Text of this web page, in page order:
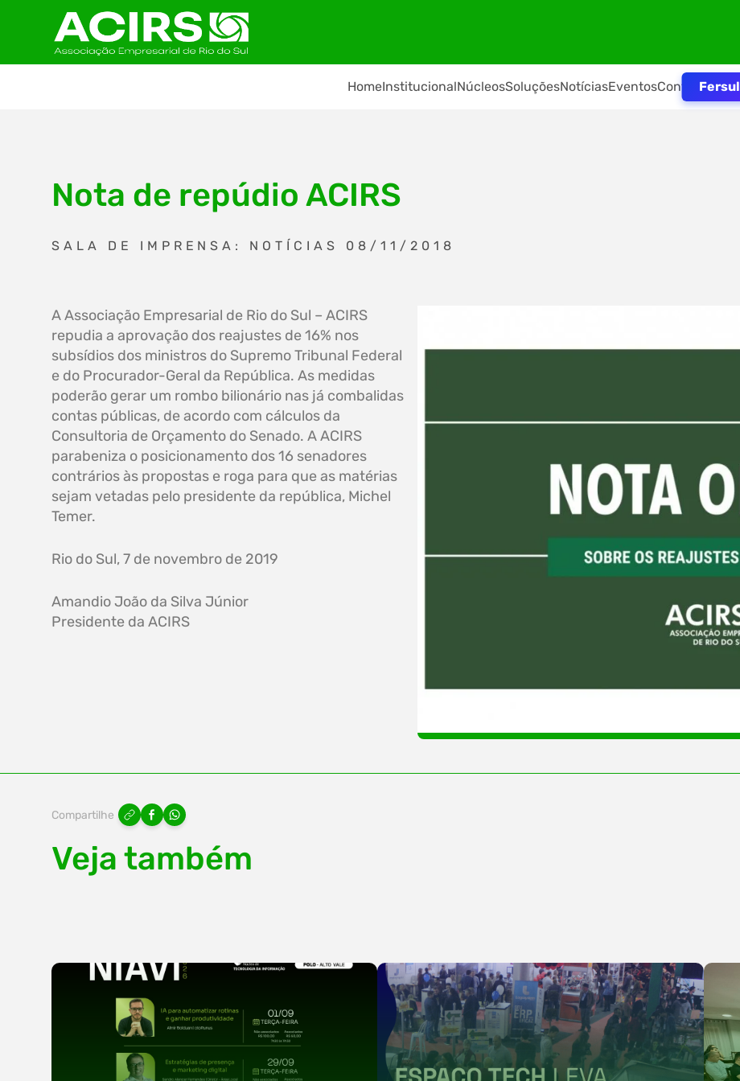
HomeInstitucionalNúcleosSoluçõesNotíciasEventosContatoFersul
Nota de repúdio ACIRS
SALA DE IMPRENSA: NOTÍCIAS 08/11/2018
A Associação Empresarial de Rio do Sul – ACIRS
repudia a aprovação dos reajustes de 16% nos
subsídios dos ministros do Supremo Tribunal Federal
e do Procurador-Geral da República. As medidas
poderão gerar um rombo bilionário nas já combalidas
contas públicas, de acordo com cálculos da
Consultoria de Orçamento do Senado. A ACIRS
parabeniza o posicionamento dos 16 senadores
contrários às propostas e roga para que as matérias
sejam vetadas pelo presidente da república, Michel
Temer.
Rio do Sul, 7 de novembro de 2019
Amandio João da Silva Júnior
Presidente da ACIRS
Compartilhe
Veja também